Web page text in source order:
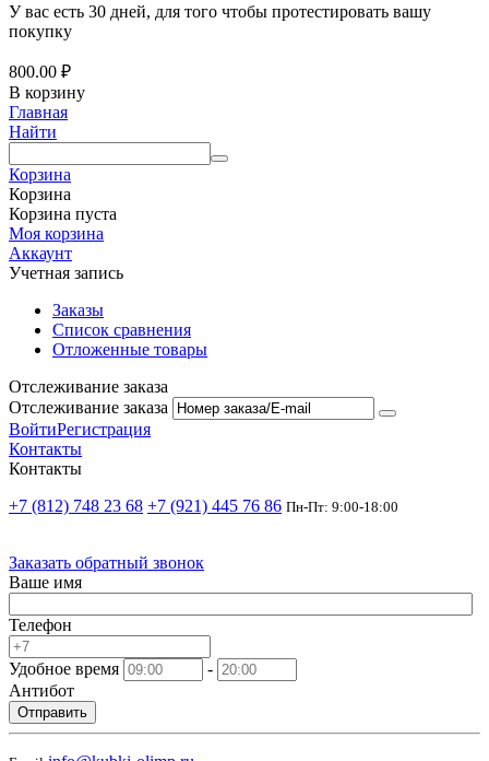
У вас есть 30 дней, для того чтобы протестировать вашу
покупку
800.00 ₽
В корзину
Главная
Найти
Корзина
Корзина
Корзина пуста
Моя корзина
Аккаунт
Учетная запись
Заказы
Список сравнения
Отложенные товары
Отслеживание заказа
Отслеживание заказа
ВойтиРегистрация
Контакты
Контакты
+7 (812) 748 23 68 +7 (921) 445 76 86 Пн-Пт: 9:00-18:00
Заказать обратный звонок
Ваше имя
Телефон
Удобное время
-
Антибот
Отправить